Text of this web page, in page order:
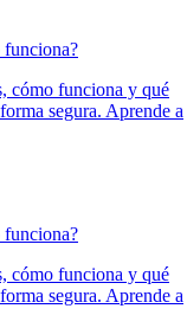
funciona?
cómo funciona y qué
segura. Aprende a
funciona?
cómo funciona y qué
segura. Aprende a